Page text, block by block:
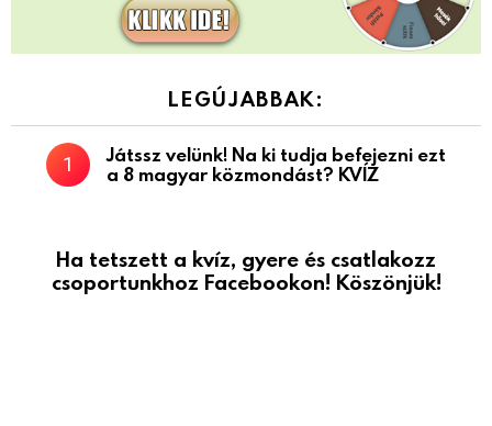
LEGÚJABBAK:
Játssz velünk! Na ki tudja befejezni ezt
a 8 magyar közmondást? KVÍZ
Ha tetszett a kvíz, gyere és csatlakozz
csoportunkhoz Facebookon! Köszönjük!